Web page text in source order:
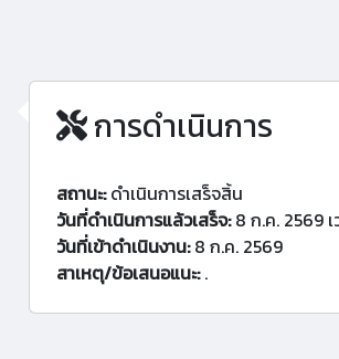
การดำเนินการ
สถานะ:ดำเนินการเสร็จสิ้น
วันที่ดำเนินการแล้วเสร็จ:8 ก.ค. 2569 เ
วันที่เข้าดำเนินงาน:8 ก.ค. 2569
สาเหตุ/ข้อเสนอแนะ:.